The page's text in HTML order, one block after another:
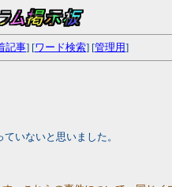
記事] [ワード検索] [管理用]
いないと思いました。